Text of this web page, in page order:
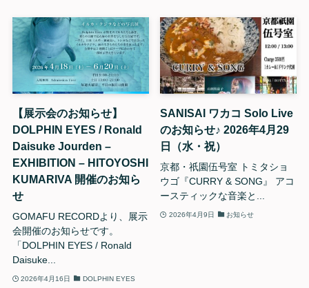
【展示会のお知らせ】
DOLPHIN EYES / Ronald
Daisuke Jourden –
EXHIBITION – HITOYOSHI
KUMARIVA 開催のお知ら
せ
GOMAFU RECORDより、展示
会開催のお知らせです。
「DOLPHIN EYES / Ronald
Daisuke...
2026年4月16日 DOLPHIN EYES
SANISAI ワカコ Solo Live
のお知らせ♪ 2026年4月29
日（水・祝）
京都・祇園伍号室 トミタショ
ウゴ『CURRY & SONG』 アコ
ースティックな音楽と...
2026年4月9日 お知らせ